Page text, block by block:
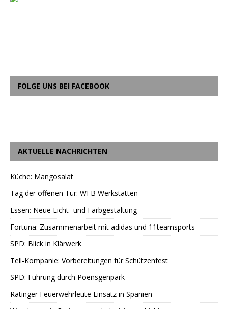
FOLGE UNS BEI FACEBOOK
AKTUELLE NACHRICHTEN
Küche: Mangosalat
Tag der offenen Tür: WFB Werkstätten
Essen: Neue Licht- und Farbgestaltung
Fortuna: Zusammenarbeit mit adidas und 11teamsports
SPD: Blick in Klärwerk
Tell-Kompanie: Vorbereitungen für Schützenfest
SPD: Führung durch Poensgenpark
Ratinger Feuerwehrleute Einsatz in Spanien